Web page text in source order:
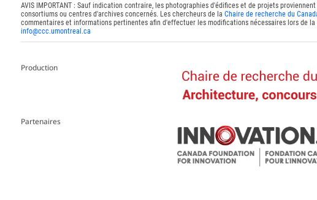
AVIS IMPORTANT : Sauf indication contraire, les photographies d'édifices et de projets
consortiums ou centres d'archives concernés. Les chercheurs de la Chaire de recherche du
commentaires et informations pertinentes afin d'effectuer les modifications nécessaires lors de la
info@ccc.umontreal.ca
Production
Partenaires